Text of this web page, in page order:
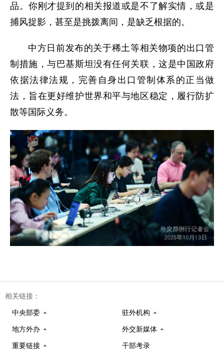
品。你刚才提到的相关报道或是不了解实情，或是
捕风捉影，甚至是挑拨离间，是缺乏根据的。
中方日前发布的关于稀土等相关物项的出口管
制措施，与巴基斯坦没有任何关联，这是中国政府
依据法律法规，完善自身出口管制体系的正当做
法，旨在更好维护世界和平与地区稳定，履行防扩
散等国际义务。
相关链接：
中央部委 驻外机构
地方外办 外交新媒体
重要链接 干部考录